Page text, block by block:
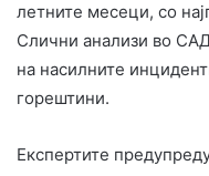
летните месеци, со
Слични анализи во
на насилните
горештини.
Експертите